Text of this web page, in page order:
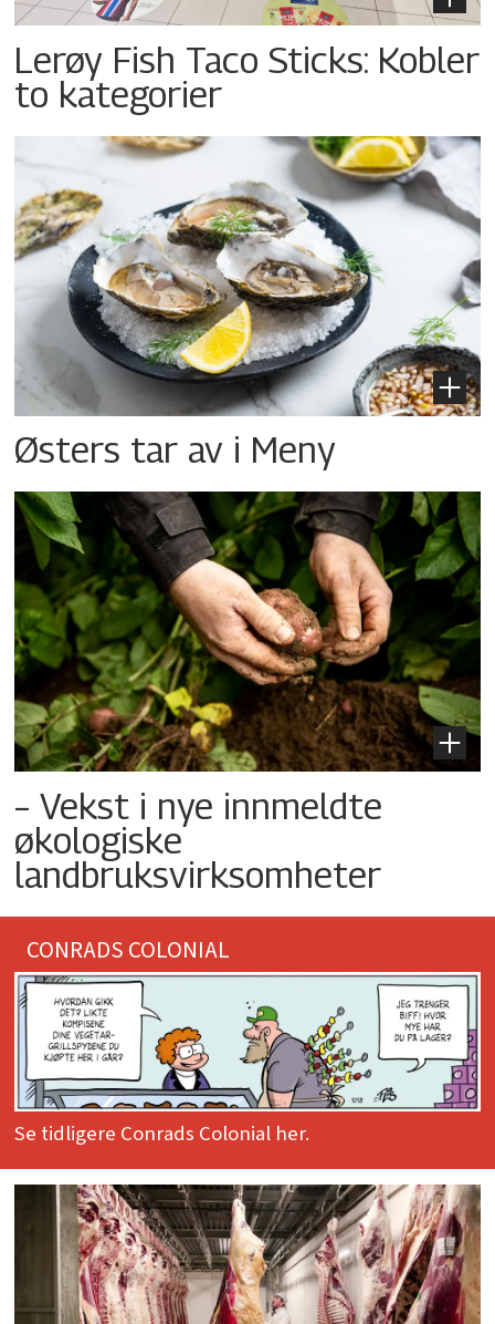
Lerøy Fish Taco Sticks: Kobler
to kategorier
Østers tar av i Meny
– Vekst i nye innmeldte
økologiske
landbruksvirksomheter
CONRADS COLONIAL
Se tidligere Conrads Colonial her.